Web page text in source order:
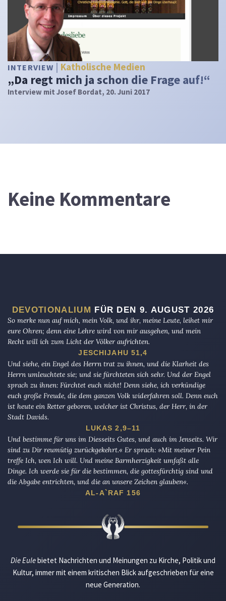
INTERVIEW Katholische Medien
„Da regt mich ja schon die Frage auf!“
Interview mit Josef Bordat, 20. Juni 2017
Keine Kommentare
DEVOTIONALIUM FÜR DEN 9. AUGUST 2026
So merke nun auf mich, mein Volk, und ihr, meine Leute, leihet mir
eure Ohren; denn eine Lehre wird von mir ausgehen, und mein
Recht will ich zum Licht der Völker aufrichten.
JESCHIJAHU 51,4
Und siehe, ein Engel des Herrn trat zu ihnen, und die Klarheit des
Herrn umleuchtete sie; und sie fürchteten sich sehr. Und der Engel
sprach zu ihnen: Fürchtet euch nicht! Denn siehe, ich verkündige
euch große Freude, die dem ganzen Volk widerfahren soll. Denn euch
ist heute ein Retter geboren, welcher ist Christus, der Herr, in der
Stadt Davids.
LUKAS 2,9–11
Und bestimme für uns im Diesseits Gutes, und auch im Jenseits. Wir
sind zu Dir reumütig zurückgekehrt.« Er sprach: »Mit meiner Pein
treffe Ich, wen Ich will. Und meine Barmherzigkeit umfaßt alle
Dinge. Ich werde sie für die bestimmen, die gottesfürchtig sind und
die Abgabe entrichten, und die an unsere Zeichen glauben«.
AL-A`RAF 156
Die Eulebietet Nachrichten und Meinungen zu Kirche, Politik und
Kultur, immer mit einem kritischen Blick aufgeschrieben für eine
neue Generation.